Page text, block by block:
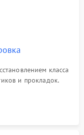
класса
и прокладок.
по эталонному
температур.